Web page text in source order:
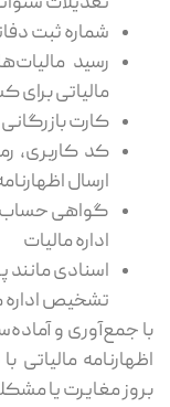
شماره ثبت
رسید
مالیاتی برای
کارت
کد کاربری،
ارسال
گواهی
اداره مالیات
اسنادی مانند
تشخیص اداره
با جمع‌آوری و
اظهارنامه
بروز مغایرت یا